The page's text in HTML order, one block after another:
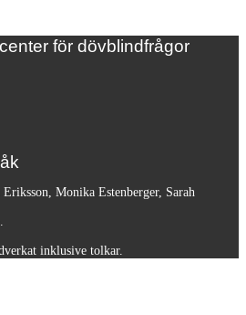
för dövblindfrågor
Monika Estenberger, Sarah
inklusive tolkar.